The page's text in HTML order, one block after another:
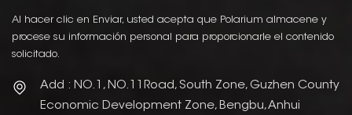
Al hacer clic en Enviar, usted acepta que Polarium almacene y
procese su información personal para proporcionarle el contenido
solicitado.
Add : NO.1, NO.11Road, South Zone, Guzhen County
Economic Development Zone, Bengbu, Anhui